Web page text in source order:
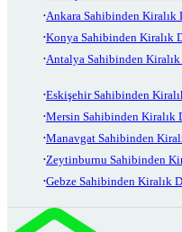
Ankara Sahibinden Kiralık
Konya Sahibinden Kiralık
Antalya Sahibinden Kiralık
Eskişehir Sahibinden
Mersin Sahibinden Kiralık
Manavgat Sahibinden
Zeytinburnu Sahibinden
Gebze Sahibinden Kiralık